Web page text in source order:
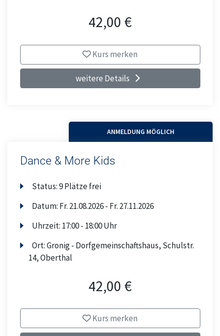
42,00 €
Kurs merken
weitere Details
ANMELDUNG MÖGLICH
Dance & More Kids
Status:9 Plätze frei
Datum: Fr. 21.08.2026 - Fr. 27.11.2026
Uhrzeit: 17:00 - 18:00 Uhr
Ort:Gronig - Dorfgemeinschaftshaus, Schulstr.
14, Oberthal
42,00 €
Kurs merken